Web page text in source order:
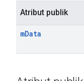
Atribut publik
mData